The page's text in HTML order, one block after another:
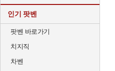
인기 팟벤
팟벤 바로가기
치지직
차벤